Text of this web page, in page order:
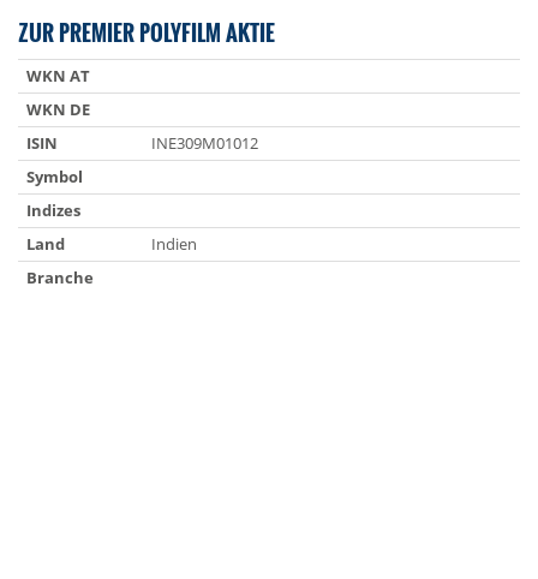
ZUR PREMIER POLYFILM AKTIE
WKN AT
WKN DE
ISIN
INE309M01012
Symbol
Indizes
Land
Indien
Branche